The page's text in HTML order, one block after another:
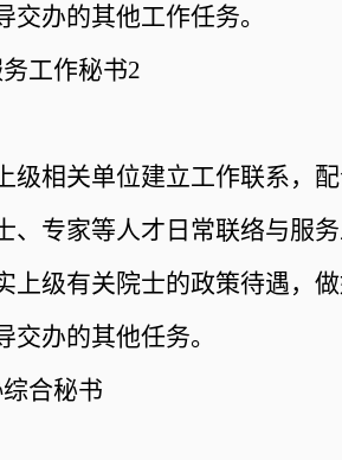
交办的其他工作任务。
工作秘书2
级相关单位建立工作联系，
、专家等人才日常联络与服
上级有关院士的政策待遇，
交办的其他任务。
综合秘书